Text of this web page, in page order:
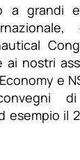
a grandi
ai nostri
e
di
esempio il